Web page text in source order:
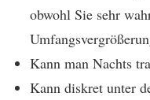
obwohl Sie sehr
Kann man Nachts
Kann diskret unter